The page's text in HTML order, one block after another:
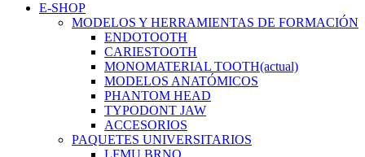
E-SHOP
MODELOS Y HERRAMIENTAS DE FORMACIÓN
ENDOTOOTH
CARIESTOOTH
MONOMATERIAL TOOTH(actual)
MODELOS ANATÓMICOS
PHANTOM HEAD
TYPODONT JAW
ACCESORIOS
PAQUETES UNIVERSITARIOS
LFMU BRNO